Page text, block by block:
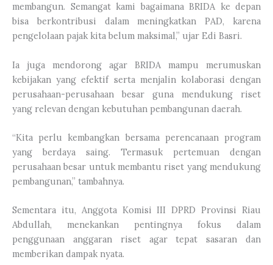
membangun. Semangat kami bagaimana BRIDA ke depan
bisa berkontribusi dalam meningkatkan PAD, karena
pengelolaan pajak kita belum maksimal,” ujar Edi Basri.
Ia juga mendorong agar BRIDA mampu merumuskan
kebijakan yang efektif serta menjalin kolaborasi dengan
perusahaan-perusahaan besar guna mendukung riset
yang relevan dengan kebutuhan pembangunan daerah.
“Kita perlu kembangkan bersama perencanaan program
yang berdaya saing. Termasuk pertemuan dengan
perusahaan besar untuk membantu riset yang mendukung
pembangunan,” tambahnya.
Sementara itu, Anggota Komisi III DPRD Provinsi Riau
Abdullah, menekankan pentingnya fokus dalam
penggunaan anggaran riset agar tepat sasaran dan
memberikan dampak nyata.